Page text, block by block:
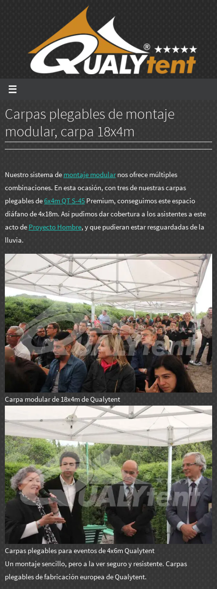
Carpas plegables de montaje
modular, carpa 18x4m
Nuestro sistema de montaje modular nos ofrece múltiples
combinaciones. En esta ocasión, con tres de nuestras carpas
plegables de6x4m QT S-45 Premium, conseguimos este espacio
diáfano de 4x18m. Así pudimos dar cobertura a los asistentes a este
acto de Proyecto Hombre, y que pudieran estar resguardadas de la
lluvia.
Carpa modular de 18x4m de Qualytent
Carpas plegables para eventos de 4x6m Qualytent
Un montaje sencillo, pero a la ver seguro y resistente. Carpas
plegables de fabricación europea de Qualytent.